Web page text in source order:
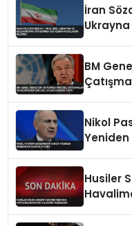
İran
BM
Nikol
Husiler